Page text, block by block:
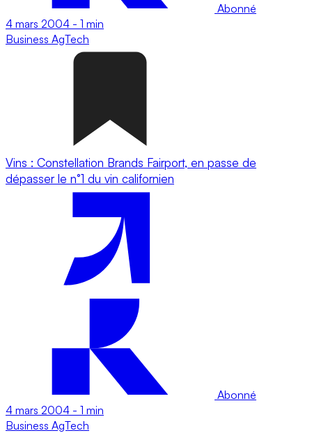
Abonné
4 mars 2004 - 1 min
Business AgTech
Vins : Constellation Brands Fairport, en passe de
dépasser le n°1 du vin californien
Abonné
4 mars 2004 - 1 min
Business AgTech